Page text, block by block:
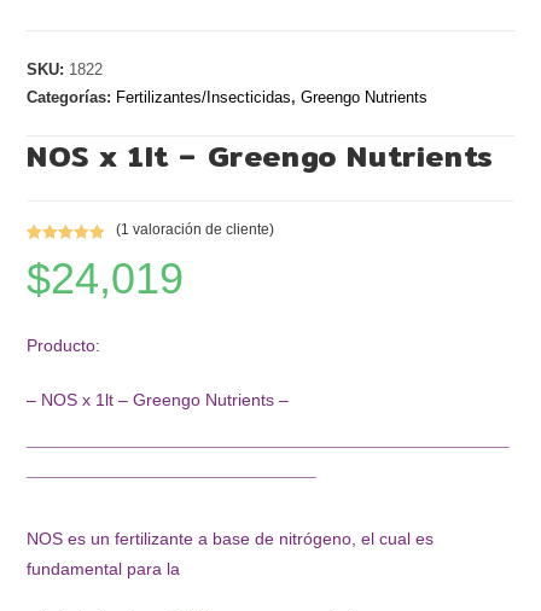
SKU: 1822
Categorías: Fertilizantes/Insecticidas,Greengo Nutrients
NOS x 1lt – Greengo Nutrients
5.00 sobre
5 basado
puntuación
(1 valoración de cliente)
$24,019
Producto:
– NOS x 1lt – Greengo Nutrients –
¯¯¯¯¯¯¯¯¯¯¯¯¯¯¯¯¯¯¯¯¯¯¯¯¯¯¯¯¯¯¯¯¯¯¯¯¯¯¯¯¯¯¯¯¯¯¯¯¯¯
¯¯¯¯¯¯¯¯¯¯¯¯¯¯¯¯¯¯¯¯¯¯¯¯¯¯¯¯¯¯
NOS es un fertilizante a base de nitrógeno, el cual es
fundamental para la